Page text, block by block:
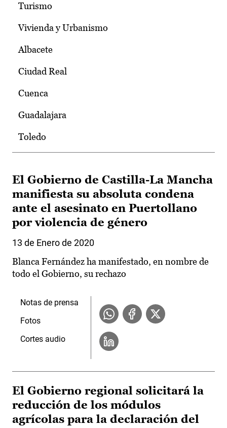
Turismo
Vivienda y Urbanismo
Albacete
Ciudad Real
Cuenca
Guadalajara
Toledo
El Gobierno de Castilla-La Mancha
manifiesta su absoluta condena
ante el asesinato en Puertollano
por violencia de género
13 de Enero de 2020
Blanca Fernández ha manifestado, en nombre de
todo el Gobierno, su rechazo
Notas de prensa
Fotos
Cortes audio
El Gobierno regional solicitará la
reducción de los módulos
agrícolas para la declaración del